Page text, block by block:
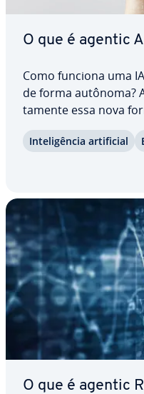
O que é agentic
Como funciona uma
de forma autônoma?
ta­mente essa nova
mostramos como
In­te­li­gên­cia ar­ti­fi­cial
O que é agentic